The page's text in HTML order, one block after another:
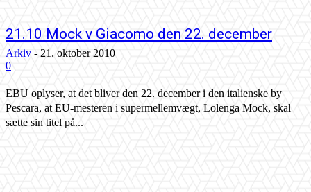
21.10 Mock v Giacomo den 22. december
Arkiv - 21. oktober 2010
0
EBU oplyser, at det bliver den 22. december i den italienske by
Pescara, at EU-mesteren i supermellemvægt, Lolenga Mock, skal
sætte sin titel på...